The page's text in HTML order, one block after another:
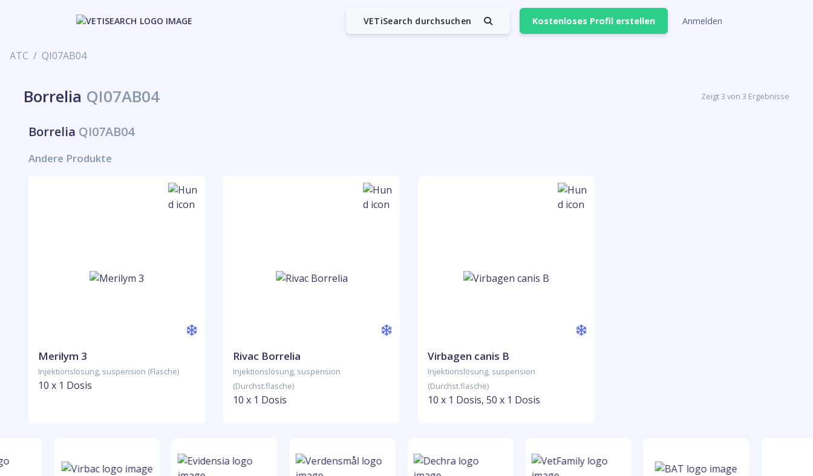
VETiSearch durchsuchen Kostenloses Profil erstellen Anmelden
ATC QI07AB04
Borrelia QI07AB04 Zeigt 3 von 3 Ergebnisse
Borrelia QI07AB04
Andere Produkte
Merilym 3
Injektionslösung, suspension (Flasche)
10 x 1 Dosis
Rivac Borrelia
Injektionslösung, suspension
(Durchst.flasche)
10 x 1 Dosis
Virbagen canis B
Injektionslösung, suspension
(Durchst.flasche)
10 x 1 Dosis, 50 x 1 Dosis